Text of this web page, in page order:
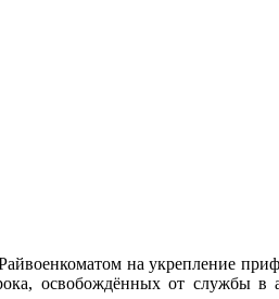
на укрепление
освобождённых от службы